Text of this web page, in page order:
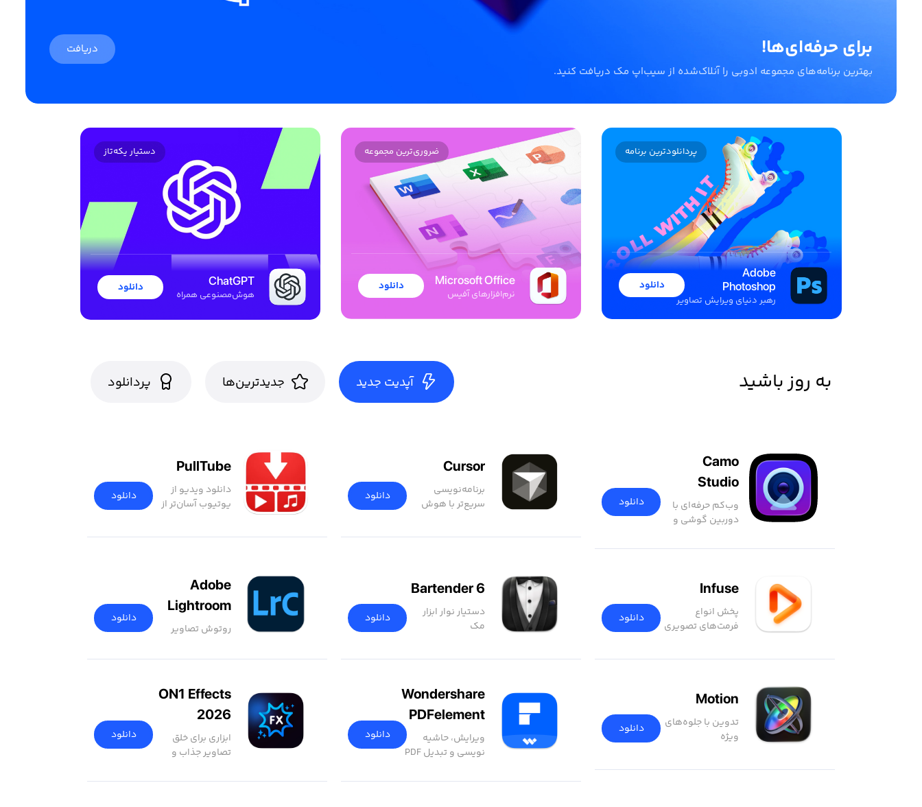
قدرت AI روی مک
کامل‌‌ترین و به‌روزترین مجموعه اپ‌های هوش مصنوعی برای macOS با نصب آسان
دریافت
پردانلودترین برنامه
Adobe
Photoshop
2026
رهبر دنیای ویرایش تصاویر
دانلود
ضروری‌ترین مجموعه
Microsoft Office
نرم‌افزار‌های آفیس
دانلود
دستیار یکه‌تاز
ChatGPT
هوش‌مصنوعی همراه
دانلود
به روز باشید آپدیت جدید جدید‌ترین‌ها پردانلود
Camo
Studio
وب‌کم حرفه‌ای با
دوربین گوشی و
دانلود
Cursor
برنامه‌نویسی
سریع‌تر با هوش
دانلود
PullTube
دانلود ویدیو از
یوتیوب آسان‌تر از
دانلود
Infuse
پخش انواع
فرمت‌های تصویری
دانلود
Bartender 6
دستیار نوار ابزار
مک
دانلود
Adobe
Lightroom
Classic
روتوش تصاویر
دانلود
Motion
تدوین با جلوه‌های
ویژه
دانلود
Wondershare
PDFelement
Pro
ویرایش، حاشیه
نویسی و تبدیل PDF
دانلود
ON1 Effects
2026
ابزاری برای خلق
تصاویر جذاب و
دانلود